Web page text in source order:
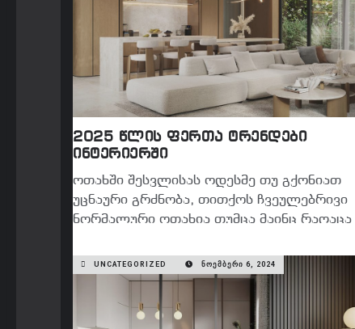
2025 წლის ფერთა ტრენდები
ინტერიერში
ოთახში შესვლისას ოდესმე თუ გქონიათ
უცნაური გრძნობა, თითქოს ჩვეულებრივი
ნორმალური ოთახია თუმცა მაინც რაღაცა
READ MORE
UNCATEGORIZED ᲜᲝᲔᲛᲑᲔᲠᲘ 6, 2024